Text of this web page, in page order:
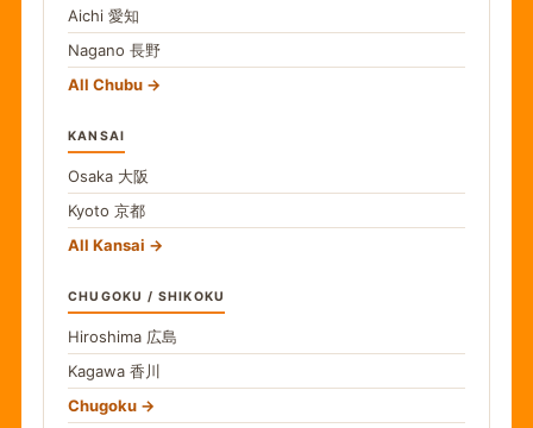
Aichi 愛知
Nagano 長野
All Chubu
KANSAI
Osaka 大阪
Kyoto 京都
All Kansai
CHUGOKU / SHIKOKU
Hiroshima 広島
Kagawa 香川
Chugoku